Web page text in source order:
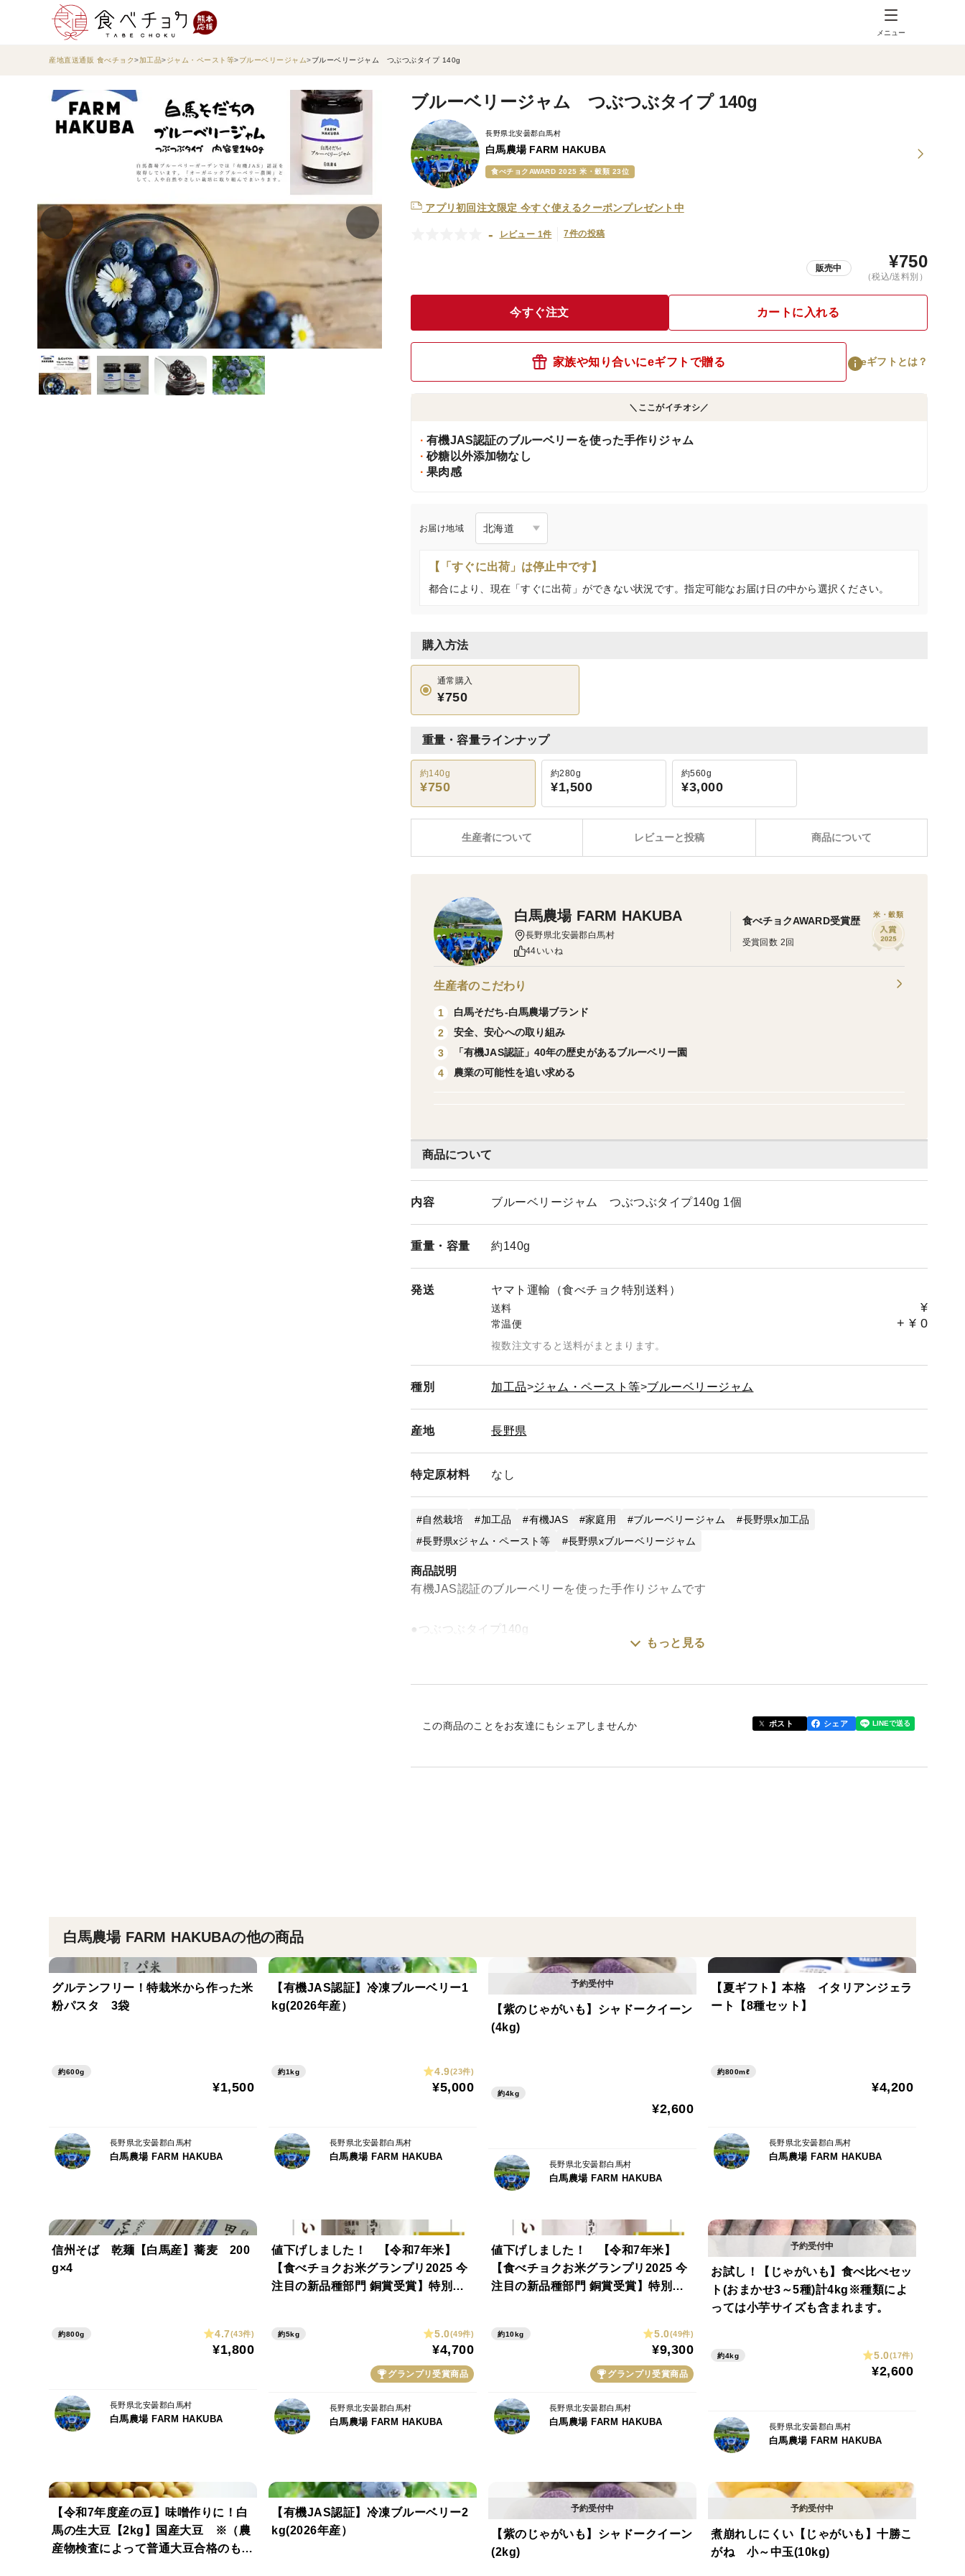
メニュー
産地直送通販 食べチョク 加工品 ジャム・ペースト等 ブルーベリージャム ブルーベリージャム つぶつぶタイプ 140g
ブルーベリージャム つぶつぶタイプ 140g
長野県北安曇郡白馬村
白馬農場 FARM HAKUBA
食べチョクAWARD 2025 米・穀類 23位
アプリ初回注文限定 今すぐ使えるクーポンプレゼント中
- レビュー 1件 7件の投稿
販売中 ¥750
（税込/送料別）
今すぐ注文 カートに入れる
家族や知り合いにeギフトで贈る eギフトとは？
＼ここがイチオシ／
有機JAS認証のブルーベリーを使った手作りジャム
砂糖以外添加物なし
果肉感
お届け地域
【「すぐに出荷」は停止中です】
都合により、現在「すぐに出荷」ができない状況です。指定可能なお届け日の中から選択ください。
購入方法
通常購入
¥750
重量・容量ラインナップ
約140g
¥750
約280g
¥1,500
約560g
¥3,000
レビューと投稿 商品について
生産者について
商品について
内容 ブルーベリージャム つぶつぶタイプ140g 1個
重量・ 容量 約140g
発送 ヤマト運輸（食べチョク特別送料）
送料 ¥
常温便 + ¥ 0
複数注文すると送料がまとまります。
種別 加工品 ジャム・ペースト等 ブルーベリージャム
産地 長野県
特定原材料 なし
自然栽培 加工品 有機JAS 家庭用 ブルーベリージャム
長野県x加工品
長野県xジャム・ペースト等
長野県xブルーベリージャム
商品説明
有機JAS認証のブルーベリーを使った手作りジャムです
●つぶつぶタイプ140g
つぶつぶでジューシーな甘さと程よい酸味のバランス！
内容量：140g
賞味期限：2027.12.4(開封後はお早めにお召し上がりください)
もっと見る
この商品のことをお友達にもシェアしませんか ポスト シェア
白馬農場 FARM HAKUBA
長野県北安曇郡白馬村
44いいね
食べチョクAWARD受賞歴
受賞回数 2回
米・穀類
生産者のこだわり
1
白馬そだち-白馬農場ブランド
2
安全、安心への取り組み
3
「有機JAS認証」40年の歴史があるブルーベリー園
4
農業の可能性を追い求める
白馬農場 FARM HAKUBAの他の商品
グルテンフリー！特栽米から作った米
粉パスタ 3袋
約600g
¥1,500
長野県北安曇郡白馬村
白馬農場 FARM HAKUBA
【有機JAS認証】冷凍ブルーベリー1
kg(2026年産）
約1kg 4.9(23件)
¥5,000
長野県北安曇郡白馬村
白馬農場 FARM HAKUBA
【紫のじゃがいも】シャドークイーン
(4kg)
約4kg
¥2,600
長野県北安曇郡白馬村
白馬農場 FARM HAKUBA
【夏ギフト】本格 イタリアンジェラ
ート【8種セット】
約800mℓ
¥4,200
長野県北安曇郡白馬村
白馬農場 FARM HAKUBA
信州そば 乾麺【白馬産】蕎麦 200
g×4
約800g 4.7(43件)
¥1,800
長野県北安曇郡白馬村
白馬農場 FARM HAKUBA
値下げしました！ 【令和7年米】
【食べチョクお米グランプリ2025 今
注目の新品種部門 銅賞受賞】特別栽
っちり粒の大きい
約5kg 5.0(49件)
¥4,700
グランプリ受賞商品
長野県北安曇郡白馬村
白馬農場 FARM HAKUBA
値下げしました！ 【令和7年米】
【食べチョクお米グランプリ2025 今
注目の新品種部門 銅賞受賞】特別栽
っちり粒の大きい
約10kg 5.0(49件)
¥9,300
グランプリ受賞商品
長野県北安曇郡白馬村
白馬農場 FARM HAKUBA
お試し！【じゃがいも】食べ比べセッ
ト(おまかせ3～5種)計4kg※種類によ
っては小芋サイズも含まれます。
約4kg 5.0(17件)
¥2,600
長野県北安曇郡白馬村
白馬農場 FARM HAKUBA
【令和7年度産の豆】味噌作りに！白
馬の生大豆【2kg】国産大豆 ※（農
産物検査によって普通大豆合格のも
【有機JAS認証】冷凍ブルーベリー2
kg(2026年産）
【紫のじゃがいも】シャドークイーン
(2kg)
煮崩れしにくい【じゃがいも】十勝こ
がね 小～中玉(10kg)